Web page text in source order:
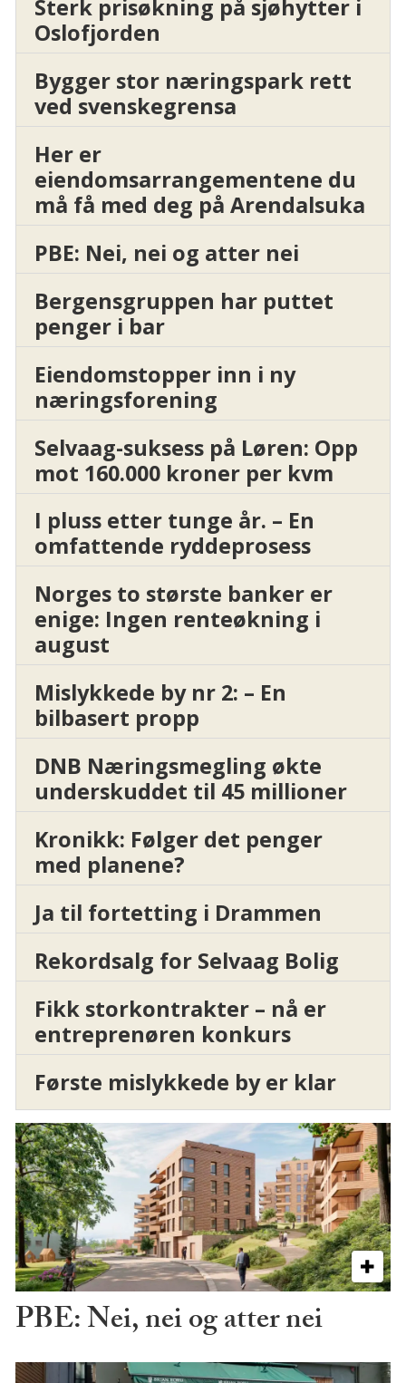
Sterk prisøkning på sjøhytter i
Oslofjorden
Bygger stor næringspark rett
ved svenskegrensa
Her er
eiendomsarrangementene du
må få med deg på Arendalsuka
PBE: Nei, nei og atter nei
Bergensgruppen har puttet
penger i bar
Eiendomstopper inn i ny
næringsforening
Selvaag-suksess på Løren: Opp
mot 160.000 kroner per kvm
I pluss etter tunge år. – En
omfattende ryddeprosess
Norges to største banker er
enige: Ingen renteøkning i
august
Mislykkede by nr 2: – En
bilbasert propp
DNB Næringsmegling økte
underskuddet til 45 millioner
Kronikk: Følger det penger
med planene?
Ja til fortetting i Drammen
Rekordsalg for Selvaag Bolig
Fikk storkontrakter – nå er
entreprenøren konkurs
Første mislykkede by er klar
PBE: Nei, nei og atter nei